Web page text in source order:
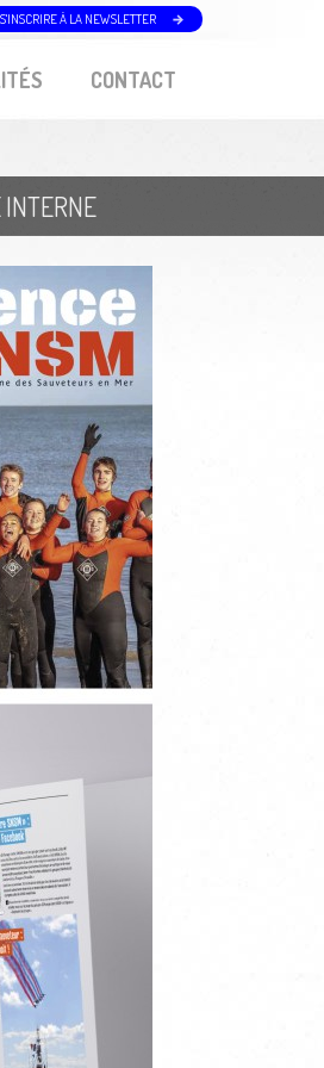
CONTACT
S'INSCRIRE À LA NEWSLETTER